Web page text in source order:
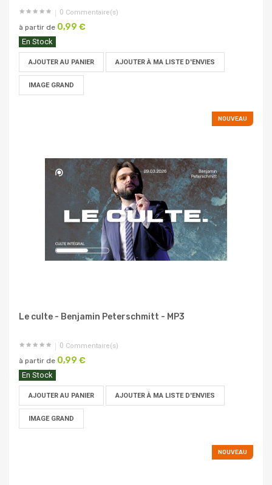
0 Commentaire(s)
à partir de 0,99 €
En Stock
AJOUTER AU PANIER AJOUTER À MA LISTE D'ENVIES
IMAGE GRAND
NOUVEAU
Le culte - Benjamin Peterschmitt - MP3
0 Commentaire(s)
à partir de 0,99 €
En Stock
AJOUTER AU PANIER AJOUTER À MA LISTE D'ENVIES
IMAGE GRAND
NOUVEAU